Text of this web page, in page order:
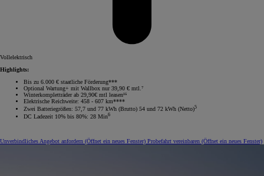
Vollelektrisch
Highlights:
Bis zu 6.000 € staatliche Förderung***
Optional Wartung+ mit Wallbox nur 39,90 € mtl.⁷
Winterkompletträder ab 29,90€ mtl leasen¹⁵
Elektrische Reichweite: 458 - 607 km****
Zwei Batteriegrößen: 57,7 und 77 kWh (Brutto) 54 und 72 kWh (Netto)5
DC Ladezeit 10% bis 80%: 28 Min6
Unverbindliches Angebot anfordern (Öffnet ein neues Fenster) Probefahrt vereinbaren (Öffnet ein neues Fenster)